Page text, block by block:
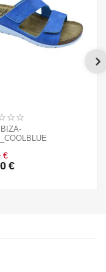
€
€